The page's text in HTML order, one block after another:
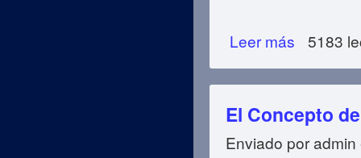
Leer más sobre El
5183
El Concepto
Enviado poradmin